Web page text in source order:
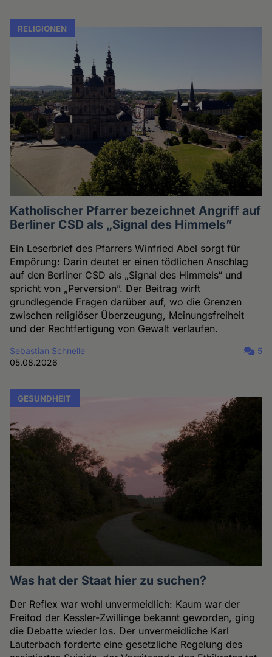
RELIGIONEN
Katholischer Pfarrer bezeichnet Angriff auf
Berliner CSD als „Signal des Himmels”
Ein Leserbrief des Pfarrers Winfried Abel sorgt für
Empörung: Darin deutet er einen tödlichen Anschlag
auf den Berliner CSD als „Signal des Himmels“ und
spricht von „Perversion”. Der Beitrag wirft
grundlegende Fragen darüber auf, wo die Grenzen
zwischen religiöser Überzeugung, Meinungsfreiheit
und der Rechtfertigung von Gewalt verlaufen.
Sebastian Schnelle
05.08.2026
5
GESUNDHEIT
Was hat der Staat hier zu suchen?
Der Reflex war wohl unvermeidlich: Kaum war der
Freitod der Kessler-Zwillinge bekannt geworden, ging
die Debatte wieder los. Der unvermeidliche Karl
Lauterbach forderte eine gesetzliche Regelung des